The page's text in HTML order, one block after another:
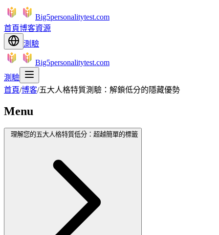
Big5personalitytest.com
首頁博客資源
測驗
Big5personalitytest.com
測驗
首頁/博客/五大人格特質測驗：解鎖低分的隱藏優勢
Menu
理解您的五大人格特質低分：超越簡單的標籤